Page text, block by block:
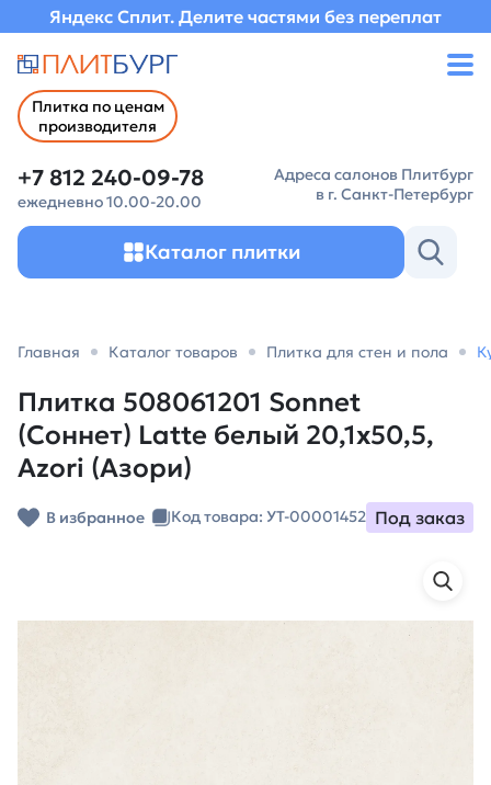
Яндекс Сплит. Делите частями без переплат
Плитка по ценам
производителя
+7 812 240-09-78
ежедневно 10.00-20.00
Адреса салонов Плитбург
в г. Санкт-Петербург
Каталог плитки
Главная Каталог товаров Плитка для стен и пола
Плитка 508061201 Sonnet
(Соннет) Latte белый 20,1х50,5,
Azori (Азори)
В избранное Код товара: УТ-00001452 Под заказ